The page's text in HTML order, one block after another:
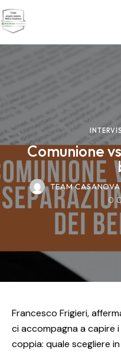
Comunione
TEAM
0
Francesco Frigieri,
ci accompagna a capire
coppia: quale scegliere